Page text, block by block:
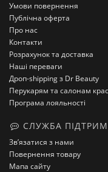
Умови повернення
Публічна оферта
Про нас
Контакти
Розрахунок та доставка
Наші переваги
Дроп-shipping з Dr Beauty
Перукарям та салонам
Програма лояльності
СЛУЖБА
Зв’язатися з нами
Повернення товару
Мапа сайту